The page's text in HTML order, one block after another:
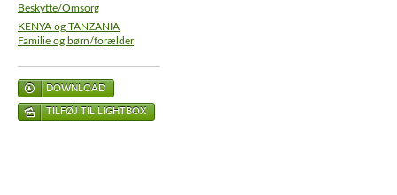
Beskytte/Omsorg
KENYA og TANZANIA
Familie og børn/forælder
DOWNLOAD
TILFØJ TIL LIGHTBOX